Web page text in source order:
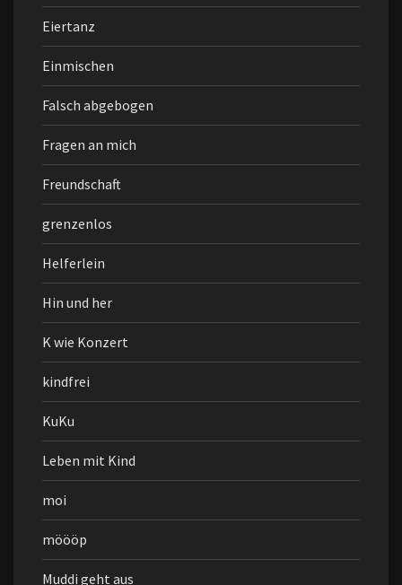
Eiertanz
Einmischen
Falsch abgebogen
Fragen an mich
Freundschaft
grenzenlos
Helferlein
Hin und her
K wie Konzert
kindfrei
KuKu
Leben mit Kind
moi
möööp
Muddi geht aus